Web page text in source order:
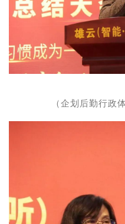
（企划后勤行政